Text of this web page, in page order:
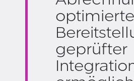
geprüfter